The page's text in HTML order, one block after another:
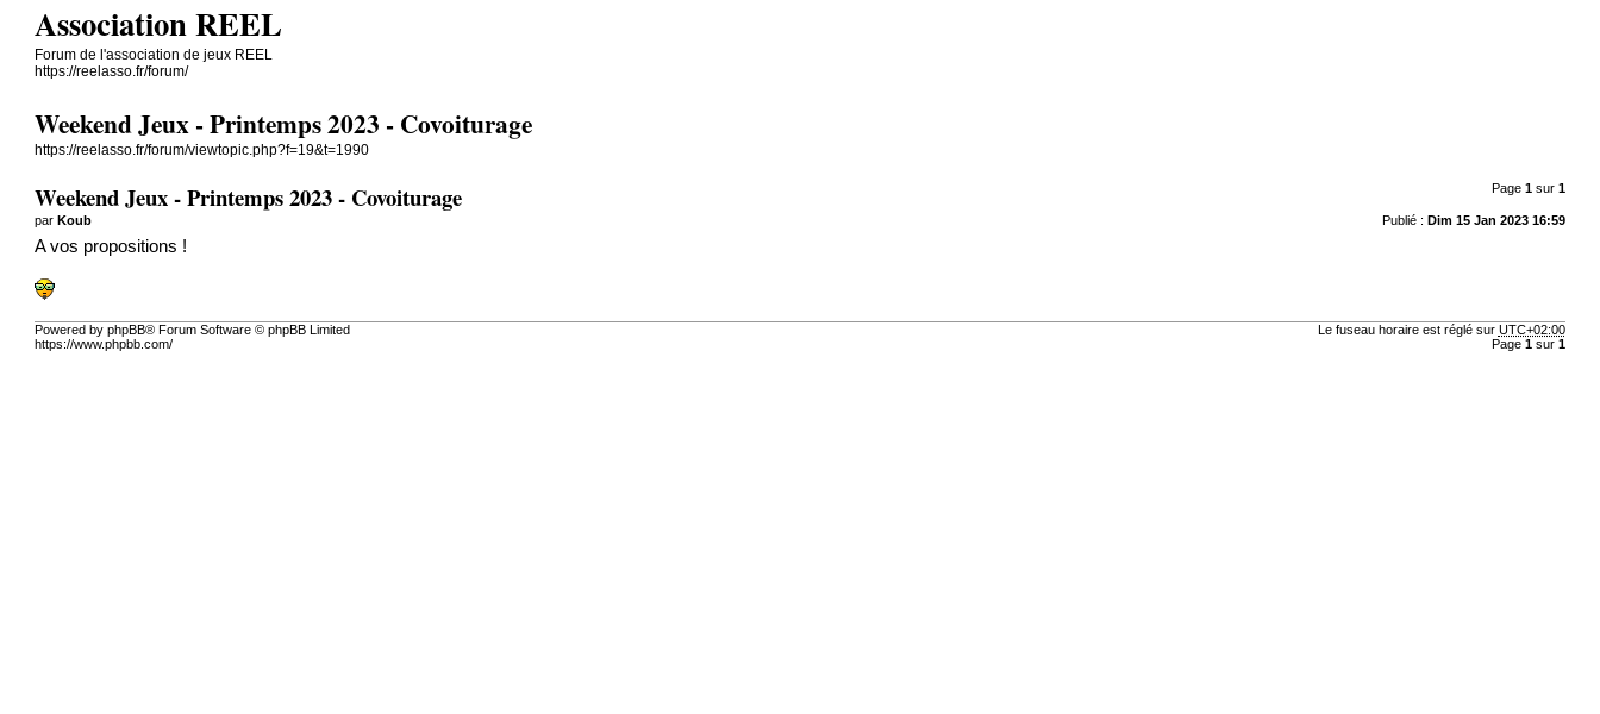
Association REEL
Forum de l'association de jeux REEL
https://reelasso.fr/forum/
Weekend Jeux - Printemps 2023 - Covoiturage
https://reelasso.fr/forum/viewtopic.php?f=19&t=1990
Page 1sur 1
Weekend Jeux - Printemps 2023 - Covoiturage
Publié : Dim 15 Jan 2023 16:59
parKoub
A vos propositions !
Le fuseau horaire est réglé sur UTC+02:00
Page 1sur 1
Powered by phpBB® Forum Software © phpBB Limited
https://www.phpbb.com/